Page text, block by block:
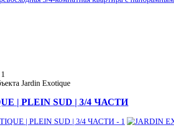
1
Jardin Exotique
| PLEIN SUD | 3/4 ЧАСТИ